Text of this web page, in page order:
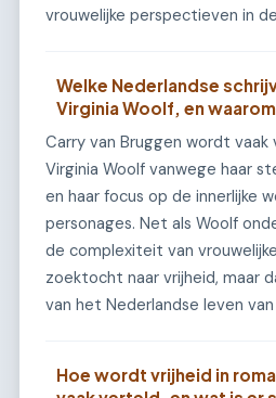
vrouwelijke perspectieven in
Welke Nederlandse
Virginia Woolf, en
Carry van Bruggen wordt
Virginia Woolf vanwege haar
en haar focus op de innerlijke
personages. Net als Woolf
de complexiteit van
zoektocht naar vrijheid, maar
van het Nederlandse leven
Hoe wordt vrijheid in